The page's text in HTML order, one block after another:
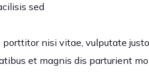
sed
porttitor nisi vitae, vulputate
et magnis dis parturient